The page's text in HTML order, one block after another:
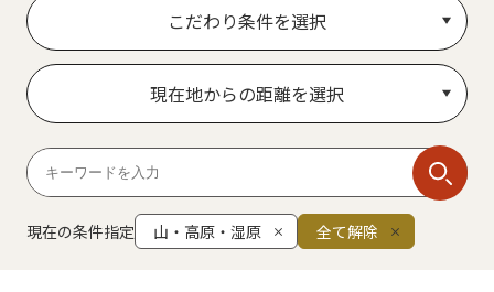
こだわり条件を選択
現在地からの距離を選択
現在の条件指定 山・高原・湿原 全て解除